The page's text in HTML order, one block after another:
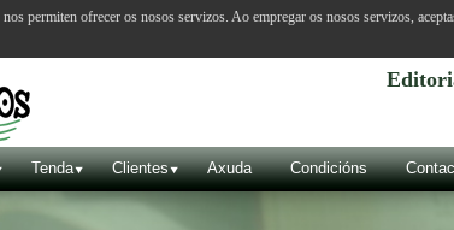
Tenda Clientes Axuda Condicións
permiten ofrecer os nosos servizos. Ao empregar os nosos servizos,